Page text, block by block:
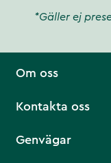
*Gäller ej
Om oss
Kontakta oss
Genvägar